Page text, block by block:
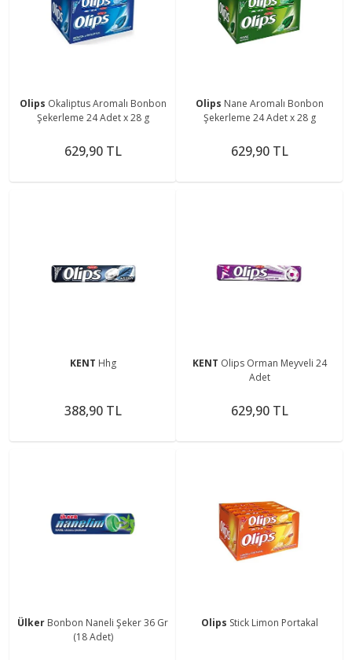
Olips Okaliptus Aromalı Bonbon
Şekerleme 24 Adet x 28 g
629,90 TL
Olips Nane Aromalı Bonbon
Şekerleme 24 Adet x 28 g
629,90 TL
KENT Hhg
388,90 TL
KENT Olips Orman Meyveli 24
Adet
629,90 TL
Ülker Bonbon Naneli Şeker 36 Gr
(18 Adet)
Olips Stick Limon Portakal